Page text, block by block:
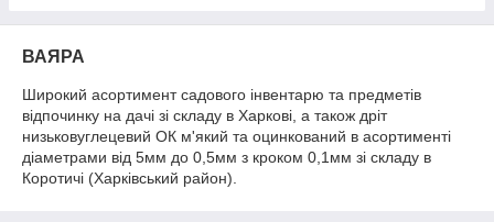
ВАЯРА
Широкий асортимент садового інвентарю та предметів
відпочинку на дачі зі складу в Харкові, а також дріт
низьковуглецевий ОК м'який та оцинкований в асортименті
діаметрами від 5мм до 0,5мм з кроком 0,1мм зі складу в
Коротичі (Харківський район).